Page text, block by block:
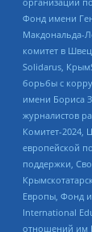
Фонд имени
Макдональда-
комитет в
Solidarus,
борьбы с
имени Бориса
журналистов
Комитет-2024,
европейской
поддержки,
Европы, Фонд
International
отношений им